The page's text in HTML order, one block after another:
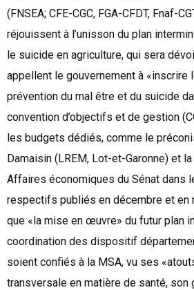
(FNSEA; CFE-CGC, FGA-CFDT, Fnaf-
réjouissent à l’unisson du plan
le suicide en agriculture, qui sera
appellent le gouvernement à
prévention du mal être et du suicide
convention d’objectifs et de gestion
les budgets dédiés, comme le
Damaisin (LREM, Lot-et-Garonne) et
Affaires économiques du Sénat dans
respectifs publiés en décembre et en
que «la mise en œuvre» du futur plan
coordination des dispositif
soient confiés à la MSA, vu ses
transversale en matière de santé, son